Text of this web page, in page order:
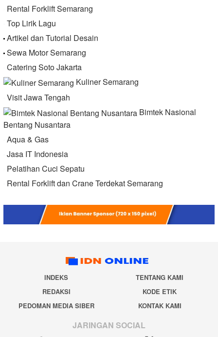
Rental Forklift Semarang
Top Lirik Lagu
Artikel dan Tutorial Desain
Sewa Motor Semarang
Catering Soto Jakarta
Kuliner Semarang
Visit Jawa Tengah
Bimtek Nasional
Bentang Nusantara
Aqua & Gas
Jasa IT Indonesia
Pelatihan Cuci Sepatu
Rental Forklift dan Crane Terdekat Semarang
INDEKS
TENTANG KAMI
REDAKSI
KODE ETIK
PEDOMAN MEDIA SIBER
KONTAK KAMI
JARINGAN SOCIAL